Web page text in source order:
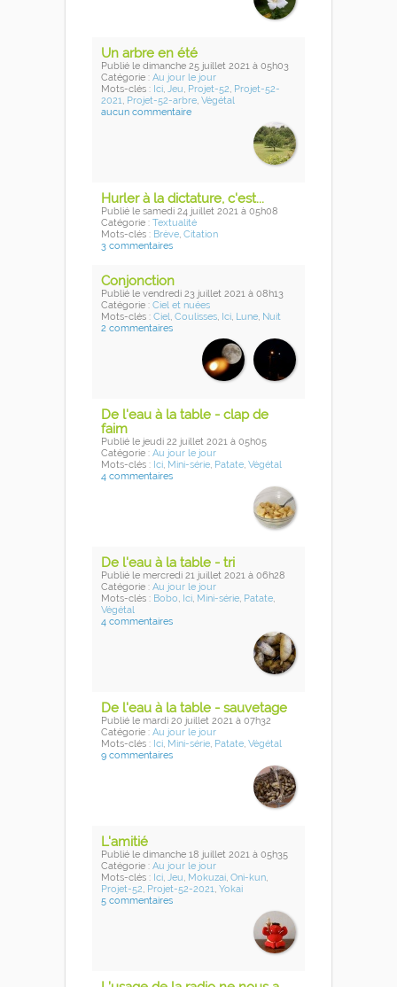
Un arbre en été
Publié le dimanche 25 juillet 2021 à 05h03
Catégorie : Au jour le jour
Mots-clés : Ici, Jeu, Projet-52, Projet-52-
2021, Projet-52-arbre, Végétal
aucun commentaire
Hurler à la dictature, c'est...
Publié le samedi 24 juillet 2021 à 05h08
Catégorie : Textualité
Mots-clés : Brève, Citation
3 commentaires
Conjonction
Publié le vendredi 23 juillet 2021 à 08h13
Catégorie : Ciel et nuées
Mots-clés : Ciel, Coulisses, Ici, Lune, Nuit
2 commentaires
De l'eau à la table - clap de
faim
Publié le jeudi 22 juillet 2021 à 05h05
Catégorie : Au jour le jour
Mots-clés : Ici, Mini-série, Patate, Végétal
4 commentaires
De l'eau à la table - tri
Publié le mercredi 21 juillet 2021 à 06h28
Catégorie : Au jour le jour
Mots-clés : Bobo, Ici, Mini-série, Patate,
Végétal
4 commentaires
De l'eau à la table - sauvetage
Publié le mardi 20 juillet 2021 à 07h32
Catégorie : Au jour le jour
Mots-clés : Ici, Mini-série, Patate, Végétal
9 commentaires
L'amitié
Publié le dimanche 18 juillet 2021 à 05h35
Catégorie : Au jour le jour
Mots-clés : Ici, Jeu, Mokuzai, Oni-kun,
Projet-52, Projet-52-2021, Yokai
5 commentaires